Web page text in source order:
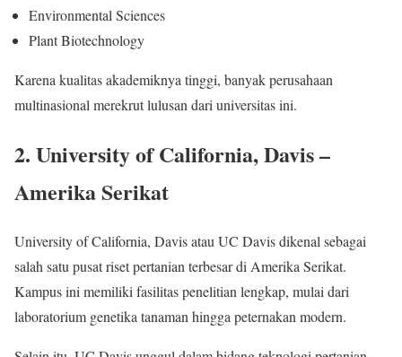
Environmental Sciences
Plant Biotechnology
Karena kualitas akademiknya tinggi, banyak perusahaan
multinasional merekrut lulusan dari universitas ini.
2. University of California, Davis –
Amerika Serikat
University of California, Davis atau UC Davis dikenal sebagai
salah satu pusat riset pertanian terbesar di Amerika Serikat.
Kampus ini memiliki fasilitas penelitian lengkap, mulai dari
laboratorium genetika tanaman hingga peternakan modern.